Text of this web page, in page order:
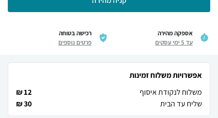
אספקה מהירה
עד 5 ימי עסקים
רכישה בטוחה
פרטים נוספים
אפשרויות משלוח זמינות
משלוח לנקודת איסוף
12 ₪
שליח עד הבית
30 ₪